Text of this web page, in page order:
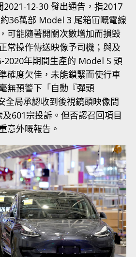
2021-12-30 發出通告，指2017
36萬部 Model 3 尾箱冚嘅電線
可能隨著開關次數增加而損毀
常操作傳送映像予司機；與及
2020年期間生產的 Model S 頭
確度欠佳，未能鎖緊而使行車
無預警下「自動『彈頭
全局承認收到後視鏡頭映像問
601宗投訴。但否認召回項目
意外嘅報告。